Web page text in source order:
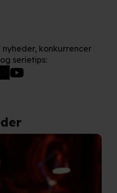
nyheder, konkurrencer
serietips: